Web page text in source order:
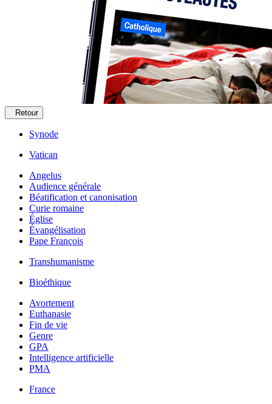
Retour
Synode
Vatican
Angelus
Audience générale
Béatification et canonisation
Curie romaine
Église
Évangélisation
Pape François
Transhumanisme
Bioéthique
Avortement
Euthanasie
Fin de vie
Genre
GPA
Intelligence artificielle
PMA
France